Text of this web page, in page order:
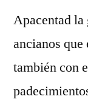
Apacentad la
ancianos
también con